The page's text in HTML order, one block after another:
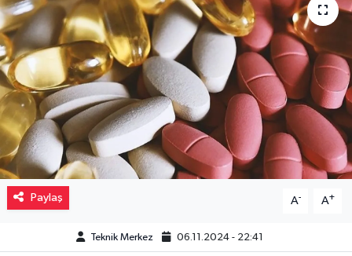
Paylaş A- A+
Teknik Merkez 06.11.2024 - 22:41
Sağlık
Sinemalar
Siyaset
Spor
Teknoloji
Türkiye